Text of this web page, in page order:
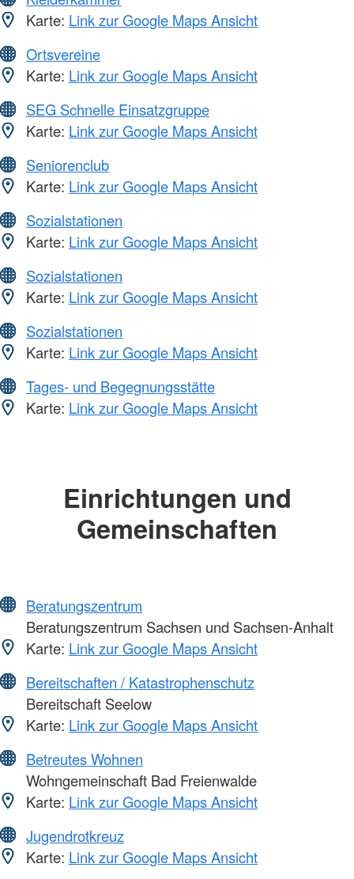
Karte: Link zur Google Maps Ansicht
Ortsvereine
Karte: Link zur Google Maps Ansicht
SEG Schnelle Einsatzgruppe
Karte: Link zur Google Maps Ansicht
Seniorenclub
Karte: Link zur Google Maps Ansicht
Sozialstationen
Karte: Link zur Google Maps Ansicht
Sozialstationen
Karte: Link zur Google Maps Ansicht
Sozialstationen
Karte: Link zur Google Maps Ansicht
Tages- und Begegnungsstätte
Karte: Link zur Google Maps Ansicht
Einrichtungen und
Gemeinschaften
Beratungszentrum
Beratungszentrum Sachsen und Sachsen-Anhalt
Karte: Link zur Google Maps Ansicht
Bereitschaften / Katastrophenschutz
Bereitschaft Seelow
Karte: Link zur Google Maps Ansicht
Betreutes Wohnen
Wohngemeinschaft Bad Freienwalde
Karte: Link zur Google Maps Ansicht
Jugendrotkreuz
Karte: Link zur Google Maps Ansicht